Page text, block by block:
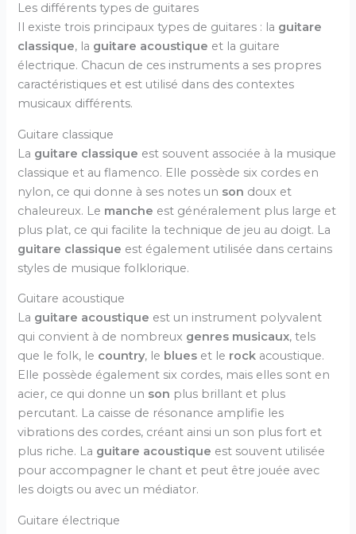
Les différents types de guitares
Il existe trois principaux types de guitares : la guitare
classique, la guitare acoustique et la guitare
électrique. Chacun de ces instruments a ses propres
caractéristiques et est utilisé dans des contextes
musicaux différents.
Guitare classique
La guitare classique est souvent associée à la musique
classique et au flamenco. Elle possède six cordes en
nylon, ce qui donne à ses notes un son doux et
chaleureux. Le manche est généralement plus large et
plus plat, ce qui facilite la technique de jeu au doigt. La
guitare classique est également utilisée dans certains
styles de musique folklorique.
Guitare acoustique
La guitare acoustique est un instrument polyvalent
qui convient à de nombreux genres musicaux, tels
que le folk, le country, le blues et le rock acoustique.
Elle possède également six cordes, mais elles sont en
acier, ce qui donne un son plus brillant et plus
percutant. La caisse de résonance amplifie les
vibrations des cordes, créant ainsi un son plus fort et
plus riche. La guitare acoustique est souvent utilisée
pour accompagner le chant et peut être jouée avec
les doigts ou avec un médiator.
Guitare électrique